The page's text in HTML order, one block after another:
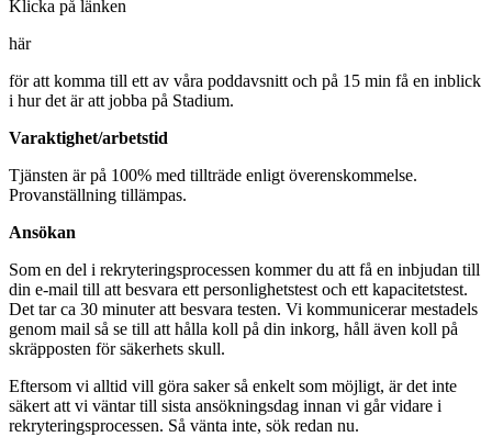
Klicka på länken
här
för att komma till ett av våra poddavsnitt och på 15 min få en inblick
i hur det är att jobba på Stadium.
Varaktighet/arbetstid
Tjänsten är på 100% med tillträde enligt överenskommelse.
Provanställning tillämpas.
Ansökan
Som en del i rekryteringsprocessen kommer du att få en inbjudan till
din e-mail till att besvara ett personlighetstest och ett kapacitetstest.
Det tar ca 30 minuter att besvara testen. Vi kommunicerar mestadels
genom mail så se till att hålla koll på din inkorg, håll även koll på
skräpposten för säkerhets skull.
Eftersom vi alltid vill göra saker så enkelt som möjligt, är det inte
säkert att vi väntar till sista ansökningsdag innan vi går vidare i
rekryteringsprocessen. Så vänta inte, sök redan nu.